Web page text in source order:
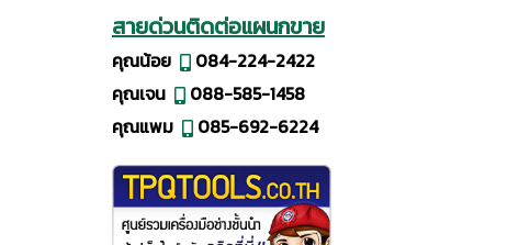
สายด่วนติดต่อแผนกขาย
คุณน้อย
084-224-2422
คุณเจน
088-585-1458
คุณแพม
085-692-6224